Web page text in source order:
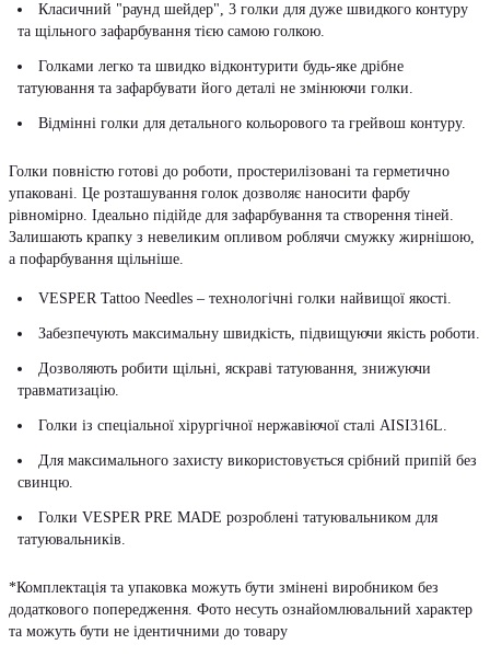
Класичний "раунд шейдер", 3 голки для дуже швидкого контуру
та щільного зафарбування тією самою голкою.
Голками легко та швидко відконтурити будь-яке дрібне
татуювання та зафарбувати його деталі не змінюючи голки.
Відмінні голки для детального кольорового та грейвош контуру.
Голки повністю готові до роботи, простерилізовані та герметично
упаковані. Це розташування голок дозволяє наносити фарбу
рівномірно. Ідеально підійде для зафарбування та створення тіней.
Залишають крапку з невеликим опливом роблячи смужку жирнішою,
а пофарбування щільніше.
VESPER Tattoo Needles – технологічні голки найвищої якості.
Забезпечують максимальну швидкість, підвищуючи якість роботи.
Дозволяють робити щільні, яскраві татуювання, знижуючи
травматизацію.
Голки із спеціальної хірургічної нержавіючої сталі AISI316L.
Для максимального захисту використовується срібний припій без
свинцю.
Голки VESPER PRE MADE розроблені татуювальником для
татуювальників.
*Комплектація та упаковка можуть бути змінені виробником без
додаткового попередження. Фото несуть ознайомлювальний характер
та можуть бути не ідентичними до товару